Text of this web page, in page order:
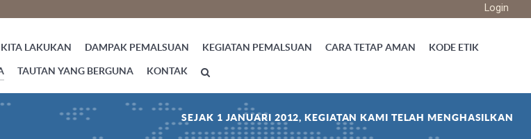
Login
LAKUKAN DAMPAK PEMALSUAN KEGIATAN PEMALSUAN CARA TETAP AMAN KODE ETIK
TAUTAN YANG BERGUNA KONTAK
SEJAK 1 JANUARI 2012, KEGIATAN KAMI TELAH MENGHASILKAN